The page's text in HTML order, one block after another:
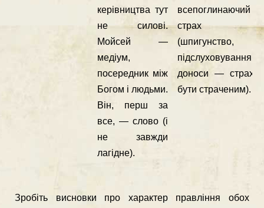
керівництва тут
не силові.
Мойсей —
медіум,
посередник між
Богом і людь­ми.
Він, перш за
все, — слово (і
не завжди
лагідне).
всепоглинаючий
страх
(шпигунство,
підслуховування,
доноси — страх
бути страченим).
Зробіть висновки про характер правління обох